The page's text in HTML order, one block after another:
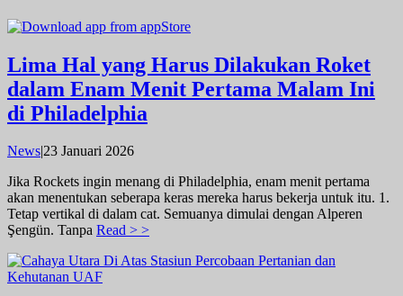
Lima Hal yang Harus Dilakukan Roket
dalam Enam Menit Pertama Malam Ini
di Philadelphia
News23 Januari 2026oleh
Jika Rockets ingin menang di Philadelphia, enam menit pertama
akan menentukan seberapa keras mereka harus bekerja untuk itu. 1.
Tetap vertikal di dalam cat. Semuanya dimulai dengan Alperen
Şengün. Tanpa Read > >